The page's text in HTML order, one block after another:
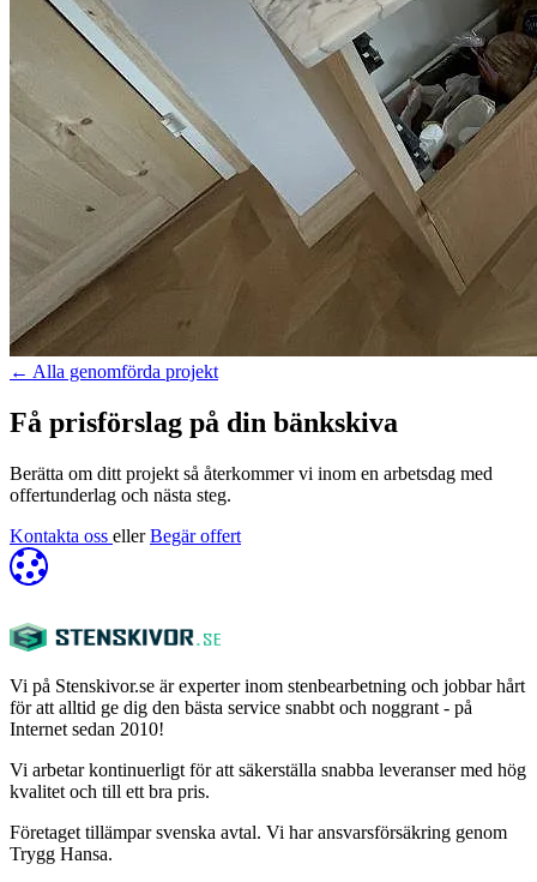
← Alla genomförda projekt
Få prisförslag på din bänkskiva
Berätta om ditt projekt så återkommer vi inom en arbetsdag med
offertunderlag och nästa steg.
Kontakta oss eller Begär offert
Vi på Stenskivor.se är experter inom stenbearbetning och jobbar hårt
för att alltid ge dig den bästa service snabbt och noggrant - på
Internet sedan 2010!
Vi arbetar kontinuerligt för att säkerställa snabba leveranser med hög
kvalitet och till ett bra pris.
Företaget tillämpar svenska avtal. Vi har ansvarsförsäkring genom
Trygg Hansa.